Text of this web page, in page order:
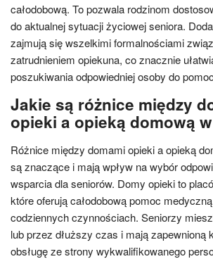
całodobową. To pozwala rodzinom
do aktualnej sytuacji życiowej seniora.
zajmują się wszelkimi formalnościami
zatrudnieniem opiekuna, co znacznie
poszukiwania odpowiedniej osoby do
Jakie są różnice między
opieki a opieką domową
Różnice między domami opieki a opieką
są znaczące i mają wpływ na wybór
wsparcia dla seniorów. Domy opieki to
które oferują całodobową pomoc
codziennych czynnościach. Seniorzy
lub przez dłuższy czas i mają zapewnioną
obsługę ze strony wykwalifikowanego